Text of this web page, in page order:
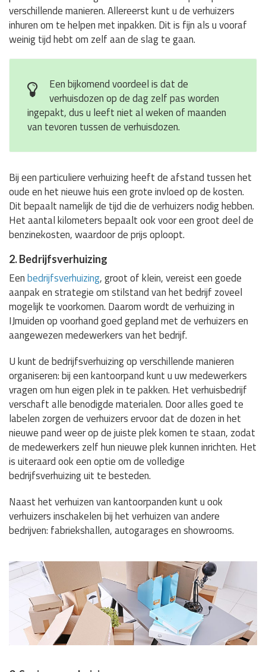
verschillende manieren. Allereerst kunt u de verhuizers
inhuren om te helpen met inpakken. Dit is fijn als u vooraf
weinig tijd hebt om zelf aan de slag te gaan.
Een bijkomend voordeel is dat de
verhuisdozen op de dag zelf pas worden
ingepakt, dus u leeft niet al weken of maanden
van tevoren tussen de verhuisdozen.
Bij een particuliere verhuizing heeft de afstand tussen het
oude en het nieuwe huis een grote invloed op de kosten.
Dit bepaalt namelijk de tijd die de verhuizers nodig hebben.
Het aantal kilometers bepaalt ook voor een groot deel de
benzinekosten, waardoor de prijs oploopt.
2. Bedrijfsverhuizing
Eenbedrijfsverhuizing, groot of klein, vereist een goede
aanpak en strategie om stilstand van het bedrijf zoveel
mogelijk te voorkomen. Daarom wordt de verhuizing in
IJmuiden op voorhand goed gepland met de verhuizers en
aangewezen medewerkers van het bedrijf.
U kunt de bedrijfsverhuizing op verschillende manieren
organiseren: bij een kantoorpand kunt u uw medewerkers
vragen om hun eigen plek in te pakken. Het verhuisbedrijf
verschaft alle benodigde materialen. Door alles goed te
labelen zorgen de verhuizers ervoor dat de dozen in het
nieuwe pand weer op de juiste plek komen te staan, zodat
de medewerkers zelf hun nieuwe plek kunnen inrichten. Het
is uiteraard ook een optie om de volledige
bedrijfsverhuizing uit te besteden.
Naast het verhuizen van kantoorpanden kunt u ook
verhuizers inschakelen bij het verhuizen van andere
bedrijven: fabriekshallen, autogarages en showrooms.